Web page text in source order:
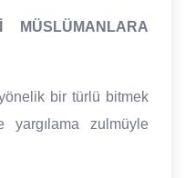
MÜSLÜMANLARA
bir türlü bitmek
yargılama zulmüyle